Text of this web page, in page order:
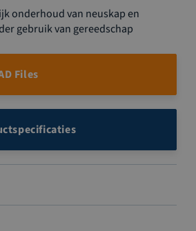
onderhoud van neuskap en
gebruik van gereedschap
Files